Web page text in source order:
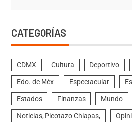
CATEGORÍAS
CDMX Cultura Deportivo
Edo. de Méx Espectacular
Estados Finanzas Mundo
Noticias, Picotazo Chiapas,